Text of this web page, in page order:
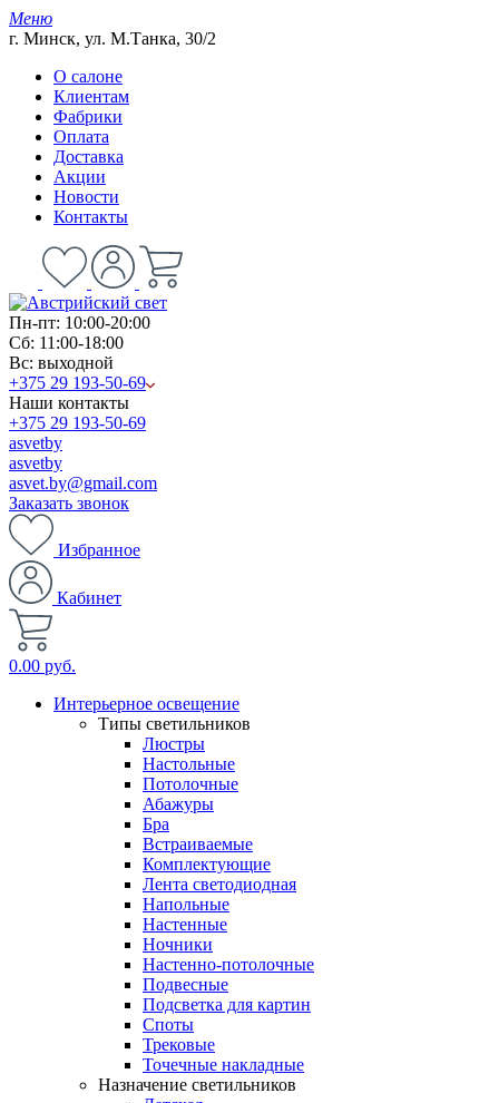
Меню
г. Минск, ул. М.Танка, 30/2
О салоне
Клиентам
Фабрики
Оплата
Доставка
Акции
Новости
Контакты
Пн-пт: 10:00-20:00
Сб: 11:00-18:00
Вс: выходной
+375 29 193-50-69
Наши контакты
+375 29 193-50-69
asvetby
asvetby
asvet.by@gmail.com
Заказать звонок
Избранное
Кабинет
0.00 руб.
Интерьерное освещение
Типы светильников
Люстры
Настольные
Потолочные
Абажуры
Бра
Встраиваемые
Комплектующие
Лента светодиодная
Напольные
Настенные
Ночники
Настенно-потолочные
Подвесные
Подсветка для картин
Споты
Трековые
Точечные накладные
Назначение светильников